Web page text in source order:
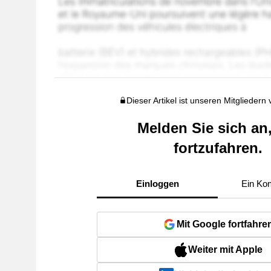
Dieser Artikel ist unseren Mitgliedern
Melden Sie sich
fortzufahren.
Einloggen Ein
Mit Google
Weiter mit Apple